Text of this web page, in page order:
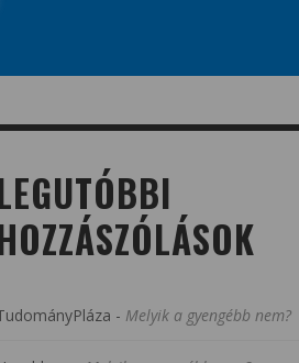
- Melyik a gyengébb nem?